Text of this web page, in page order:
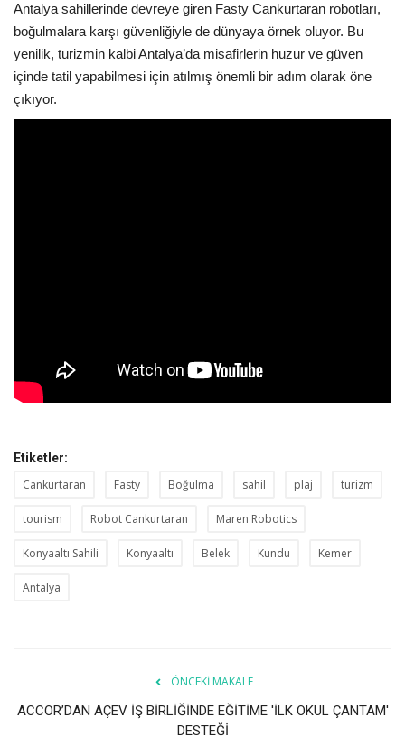
Antalya sahillerinde devreye giren Fasty Cankurtaran robotları,
boğulmalara karşı güvenliğiyle de dünyaya örnek oluyor. Bu
yenilik, turizmin kalbi Antalya’da misafirlerin huzur ve güven
içinde tatil yapabilmesi için atılmış önemli bir adım olarak öne
çıkıyor.
Etiketler:
Cankurtaran Fasty Boğulma sahil plaj turizm
tourism Robot Cankurtaran Maren Robotics
Konyaaltı Sahili Konyaaltı Belek Kundu Kemer
Antalya
ÖNCEKI MAKALE
ACCOR’DAN AÇEV İŞ BİRLİĞİNDE EĞİTİME 'İLK OKUL ÇANTAM'
DESTEĞİ